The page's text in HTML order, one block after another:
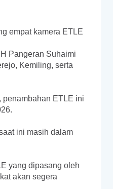
empat kamera ETLE
Pangeran Suhaimi
Kemiling, serta
penambahan ETLE ini
ini masih dalam
yang dipasang oleh
akan segera